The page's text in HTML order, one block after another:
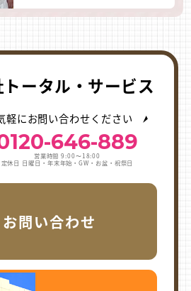
ータル・サービス
軽にお問い合わせください
646-889
営業時間 9:00〜18:00
定休日 日曜日・年末年始・GW・お盆・祝祭日
お問い合わせ